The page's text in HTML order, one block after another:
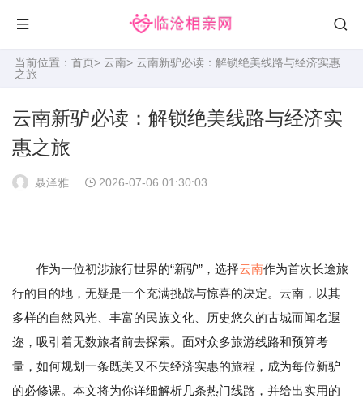
当前位置： 首页> 云南> 云南新驴必读：解锁绝美线路与经济实惠
之旅
云南新驴必读：解锁绝美线路与经济实
惠之旅
聂泽雅 2026-07-06 01:30:03
作为一位初涉旅行世界的“新驴”，选择云南作为首次长途旅
行的目的地，无疑是一个充满挑战与惊喜的决定。云南，以其
多样的自然风光、丰富的民族文化、历史悠久的古城而闻名遐
迩，吸引着无数旅者前去探索。面对众多旅游线路和预算考
量，如何规划一条既美又不失经济实惠的旅程，成为每位新驴
的必修课。本文将为你详细解析几条热门线路，并给出实用的